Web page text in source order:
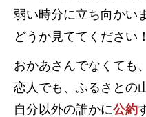
弱い時分に立ち向かい
どうか見ててください
おかあさんでなくても、
恋人でも、ふるさとの
自分以外の誰かに公約